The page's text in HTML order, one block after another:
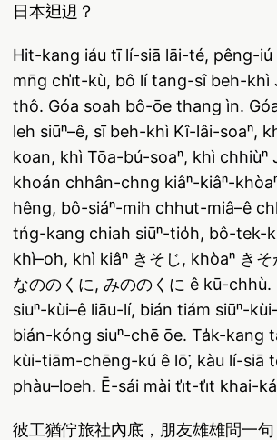
日本𨑨迌？
Hit-kang iáu tī lí-siā lāi-té, pêng-
mn̄g chi̍t-kù, bô lí tang-sî beh-
thô. Góa soah bô-ōe thang ìn.
leh siūⁿ–ê, sī beh-khì Kî-lâi-soaⁿ,
koan, khì Tōa-bú-soaⁿ, khì
khoán chhân-chng kiâⁿ-kiâⁿ-
hêng, bô-siáⁿ-mih chhut-miâ–ê
tńg-kang chiah siūⁿ-tio̍h, bô-tek-
khì–o͘h, khì kiâⁿ きそじ, khòaⁿ き
なののくに, みののくに ê kū-
siuⁿ-kùi–ê liāu-lí, bián tiám siūⁿ-
bián-kóng siuⁿ-chē ōe. Ta̍k-kang
kùi-tiām-chēng-kú ê lō͘, kàu lí-siā
phàu–loeh. Ē-sái mài ti̍t-ti̍t khai-
彼工猶佇旅社內底，朋友雄雄問一